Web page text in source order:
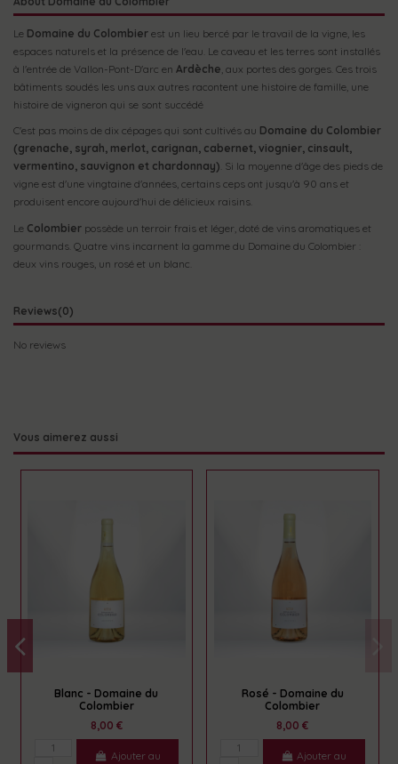
Le Domaine du Colombier est un lieu bercé par le travail de la vigne, les
espaces naturels et la présence de l'eau. Le caveau et les terres sont installés
à l'entrée de Vallon-Pont-D'arc en Ardèche , aux portes des gorges. Ces trois
bâtiments soudés les uns aux autres racontent une histoire de famille, une
histoire de vigneron qui se sont succédé
C'est pas moins de dix cépages qui sont cultivés au Domaine du Colombier
(grenache, syrah, merlot, carignan, cabernet, viognier, cinsault,
vermentino, sauvignon et chardonnay) . Si la moyenne d'âge des pieds de
vigne est d'une vingtaine d'années, certains ceps ont jusqu'à 90 ans et
produisent encore aujourd'hui de délicieux raisins.
Le Colombier possède un terroir frais et léger, doté de vins aromatiques et
gourmands. Quatre vins incarnent la gamme du Domaine du Colombier :
deux vins rouges, un rosé et un blanc.
Reviews(0)
No reviews
Vous aimerez aussi
Blanc - Domaine du
Colombier
8,00 €
Ajouter au
Rosé - Domaine du
Colombier
8,00 €
Ajouter au